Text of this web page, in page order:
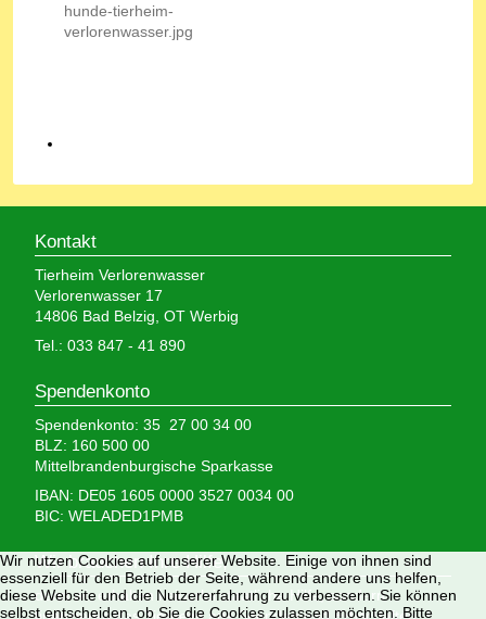
Kontakt
Tierheim Verlorenwasser
Verlorenwasser 17
14806 Bad Belzig, OT Werbig
Tel.: 033 847 - 41 890
Spendenkonto
Spendenkonto: 35 27 00 34 00
BLZ: 160 500 00
Mittelbrandenburgische Sparkasse
IBAN: DE05 1605 0000 3527 0034 00
BIC: WELADED1PMB
Wir brauchen Ihre Hilfe,
denn wir erhalten keinerlei staatliche Hilfe, sondern
Wir nutzen Cookies auf unserer Website. Einige von ihnen sind
essenziell für den Betrieb der Seite, während andere uns helfen,
diese Website und die Nutzererfahrung zu verbessern. Sie können
selbst entscheiden, ob Sie die Cookies zulassen möchten. Bitte